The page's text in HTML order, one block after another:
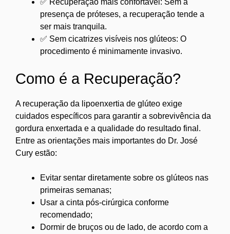
presença de próteses, a recuperação tende a
ser mais tranquila.
✅ Sem cicatrizes visíveis nos glúteos: O
procedimento é minimamente invasivo.
Como é a Recuperação?
A recuperação da lipoenxertia de glúteo exige
cuidados específicos para garantir a sobrevivência da
gordura enxertada e a qualidade do resultado final.
Entre as orientações mais importantes do Dr. José
Cury estão:
Evitar sentar diretamente sobre os glúteos nas
primeiras semanas;
Usar a cinta pós-cirúrgica conforme
recomendado;
Dormir de bruços ou de lado, de acordo com a